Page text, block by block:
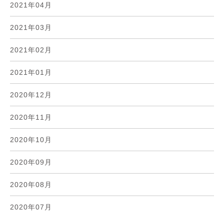
2021年04月
2021年03月
2021年02月
2021年01月
2020年12月
2020年11月
2020年10月
2020年09月
2020年08月
2020年07月